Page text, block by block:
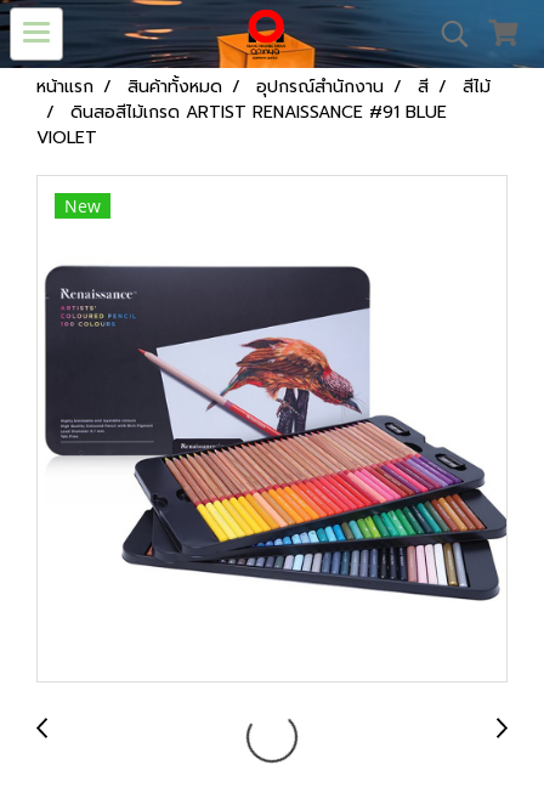
หน้าแรก สินค้าทั้งหมด อุปกรณ์สำนักงาน สี
สีไม้
ดินสอสีไม้เกรด ARTIST RENAISSANCE #91 BLUE
VIOLET
New